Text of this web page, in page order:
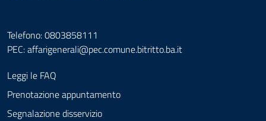
Telefono: 0803858111
PEC:affarigenerali@pec.comune.bitritto.ba.it
Leggi le FAQ
Prenotazione appuntamento
Segnalazione disservizio